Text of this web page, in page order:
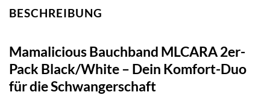
BESCHREIBUNG
Mamalicious Bauchband MLCARA 2er-
Pack Black/White – Dein Komfort-Duo
für die Schwangerschaft